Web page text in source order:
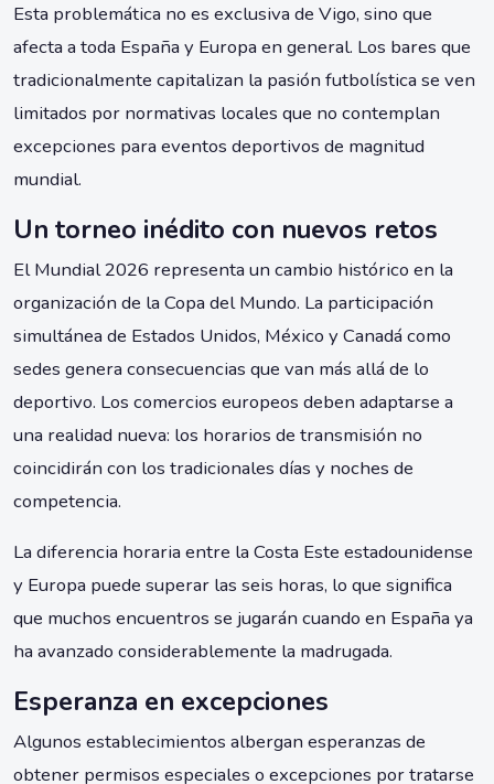
Esta problemática no es exclusiva de Vigo, sino que
afecta a toda España y Europa en general. Los bares que
tradicionalmente capitalizan la pasión futbolística se ven
limitados por normativas locales que no contemplan
excepciones para eventos deportivos de magnitud
mundial.
Un torneo inédito con nuevos retos
El Mundial 2026 representa un cambio histórico en la
organización de la Copa del Mundo. La participación
simultánea de Estados Unidos, México y Canadá como
sedes genera consecuencias que van más allá de lo
deportivo. Los comercios europeos deben adaptarse a
una realidad nueva: los horarios de transmisión no
coincidirán con los tradicionales días y noches de
competencia.
La diferencia horaria entre la Costa Este estadounidense
y Europa puede superar las seis horas, lo que significa
que muchos encuentros se jugarán cuando en España ya
ha avanzado considerablemente la madrugada.
Esperanza en excepciones
Algunos establecimientos albergan esperanzas de
obtener permisos especiales o excepciones por tratarse